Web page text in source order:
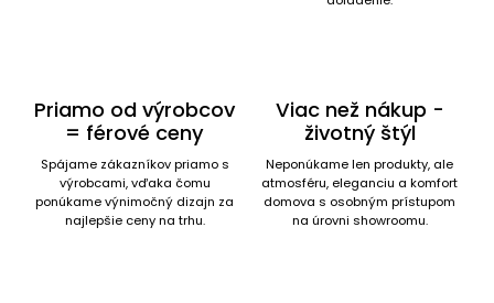
Priamo od výrobcov
= férové ceny
Spájame zákazníkov priamo s
výrobcami, vďaka čomu
ponúkame výnimočný dizajn za
najlepšie ceny na trhu.
Viac než nákup -
životný štýl
Neponúkame len produkty, ale
atmosféru, eleganciu a komfort
domova s osobným prístupom
na úrovni showroomu.